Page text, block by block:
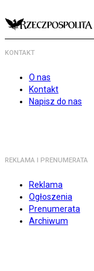
KONTAKT
O nas
Kontakt
Napisz do nas
REKLAMA I PRENUMERATA
Reklama
Ogłoszenia
Prenumerata
Archiwum